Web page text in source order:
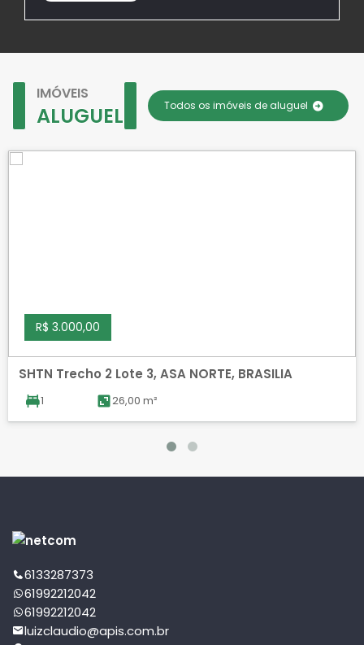
IMÓVEIS
ALUGUEL Todos os imóveis de aluguel
R$ 3.000,00
SHTN Trecho 2 Lote 3, ASA NORTE, BRASILIA
1 26,00 m²
6133287373
61992212042
61992212042
luizclaudio@apis.com.br